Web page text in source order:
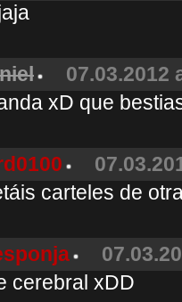
07.03.2012
xD que
carteles de
cerebral xDD